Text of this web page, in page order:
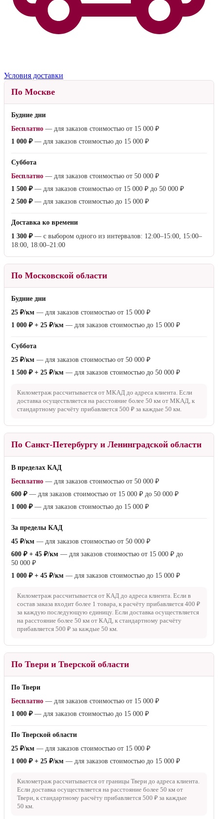
Условия доставки
По Москве
Будние дни
Бесплатно — для заказов стоимостью от 15 000 ₽
1 000 ₽— для заказов стоимостью до 15 000 ₽
Суббота
Бесплатно — для заказов стоимостью от 50 000 ₽
1 500 ₽— для заказов стоимостью от 15 000 ₽ до 50 000 ₽
2 500 ₽— для заказов стоимостью до 15 000 ₽
Доставка ко времени
1 300 ₽— с выбором одного из интервалов: 12:00–15:00, 15:00–
18:00, 18:00–21:00
По Московской области
Будние дни
25 ₽/км — для заказов стоимостью от 15 000 ₽
1 000 ₽ + 25 ₽/км — для заказов стоимостью до 15 000 ₽
Суббота
25 ₽/км — для заказов стоимостью от 50 000 ₽
1 500 ₽ + 25 ₽/км — для заказов стоимостью до 50 000 ₽
Километраж рассчитывается от МКАД до адреса клиента. Если
доставка осуществляется на расстояние более 50 км от МКАД, к
стандартному расчёту прибавляется 500 ₽ за каждые 50 км.
По Санкт-Петербургу и Ленинградской области
В пределах КАД
Бесплатно — для заказов стоимостью от 50 000 ₽
600 ₽— для заказов стоимостью от 15 000 ₽ до 50 000 ₽
1 000 ₽— для заказов стоимостью до 15 000 ₽
За пределы КАД
45 ₽/км — для заказов стоимостью от 50 000 ₽
600 ₽ + 45 ₽/км — для заказов стоимостью от 15 000 ₽ до
50 000 ₽
1 000 ₽ + 45 ₽/км — для заказов стоимостью до 15 000 ₽
Километраж рассчитывается от КАД до адреса клиента. Если в
состав заказа входит более 1 товара, к расчёту прибавляется 400 ₽
за каждую последующую единицу. Если доставка осуществляется
на расстояние более 50 км от КАД, к стандартному расчёту
прибавляется 500 ₽ за каждые 50 км.
По Твери и Тверской области
По Твери
Бесплатно — для заказов стоимостью от 15 000 ₽
1 000 ₽— для заказов стоимостью до 15 000 ₽
По Тверской области
25 ₽/км — для заказов стоимостью от 15 000 ₽
1 000 ₽ + 25 ₽/км — для заказов стоимостью до 15 000 ₽
Километраж рассчитывается от границы Твери до адреса клиента.
Если доставка осуществляется на расстояние более 50 км от
Твери, к стандартному расчёту прибавляется 500 ₽ за каждые
50 км.